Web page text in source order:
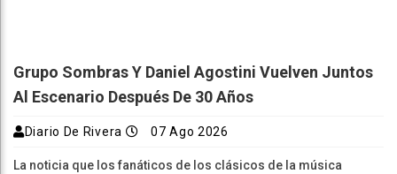
Grupo Sombras Y Daniel Agostini Vuelven Juntos
Al Escenario Después De 30 Años
Diario De Rivera 07 Ago 2026
La noticia que los fanáticos de los clásicos de la música